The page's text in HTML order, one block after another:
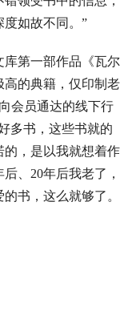
如故不同。”
库第一部作品《瓦尔
高的典籍，仅印制老
会员通达的线下行
多书，这些书就的
的，是以我就想着作
、20年后我老了，
书，这么就够了。